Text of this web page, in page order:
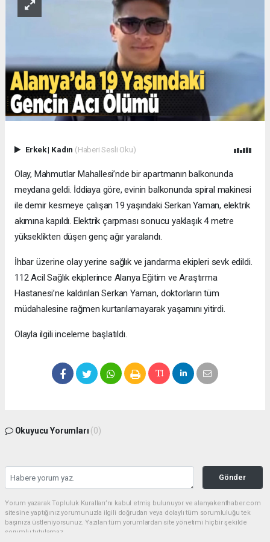
Erkek| Kadın (Haberi Sesli Oku)
Olay, Mahmutlar Mahallesi’nde bir apartmanın balkonunda
meydana geldi. İddiaya göre, evinin balkonunda spiral makinesi
ile demir kesmeye çalışan 19 yaşındaki Serkan Yaman, elektrik
akımına kapıldı. Elektrik çarpması sonucu yaklaşık 4 metre
yükseklikten düşen genç ağır yaralandı.
İhbar üzerine olay yerine sağlık ve jandarma ekipleri sevk edildi.
112 Acil Sağlık ekiplerince Alanya Eğitim ve Araştırma
Hastanesi’ne kaldırılan Serkan Yaman, doktorların tüm
müdahalesine rağmen kurtarılamayarak yaşamını yitirdi.
Olayla ilgili inceleme başlatıldı.
Okuyucu Yorumları (0)
Gönder
Yorum yazarak Topluluk Kuralları’nı kabul etmiş bulunuyor ve alanyakenthaber.com
sitesine yaptığınız yorumunuzla ilgili doğrudan veya dolaylı tüm sorumluluğu tek
başınıza üstleniyorsunuz. Yazılan tüm yorumlardan site yönetimi hiçbir şekilde
sorumlu tutulamaz.